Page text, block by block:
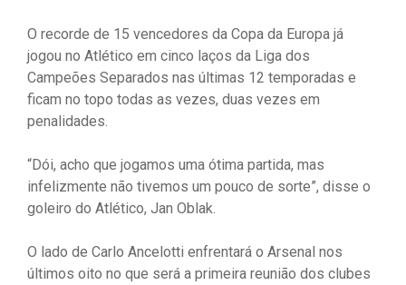
O recorde de 15 vencedores da Copa da Europa já
jogou no Atlético em cinco laços da Liga dos
Campeões Separados nas últimas 12 temporadas e
ficam no topo todas as vezes, duas vezes em
penalidades.
“Dói, acho que jogamos uma ótima partida, mas
infelizmente não tivemos um pouco de sorte”, disse o
goleiro do Atlético, Jan Oblak.
O lado de Carlo Ancelotti enfrentará o Arsenal nos
últimos oito no que será a primeira reunião dos clubes